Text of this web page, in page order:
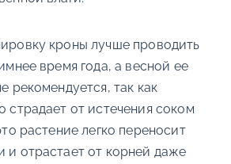
кроны лучше проводить
время года, а весной ее
рекомендуется, так как
страдает от истечения соком
растение легко переносит
и отрастает от корней даже